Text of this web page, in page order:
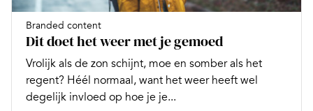
Branded content
Dit doet het weer met je gemoed
Vrolijk als de zon schijnt, moe en somber als het
regent? Héél normaal, want het weer heeft wel
degelijk invloed op hoe je je...